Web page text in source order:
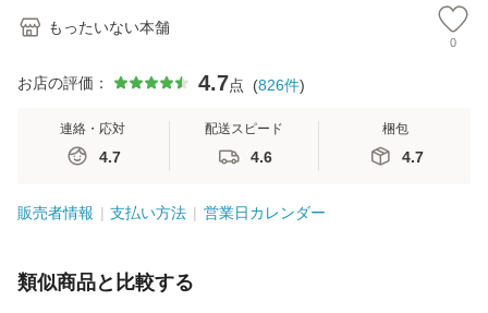
もったいない本舗
0
お店の評価： 4.7点 (826件)
連絡・応対
4.7
配送スピード
4.6
梱包
4.7
販売者情報 支払い方法 営業日カレンダー
類似商品と比較する